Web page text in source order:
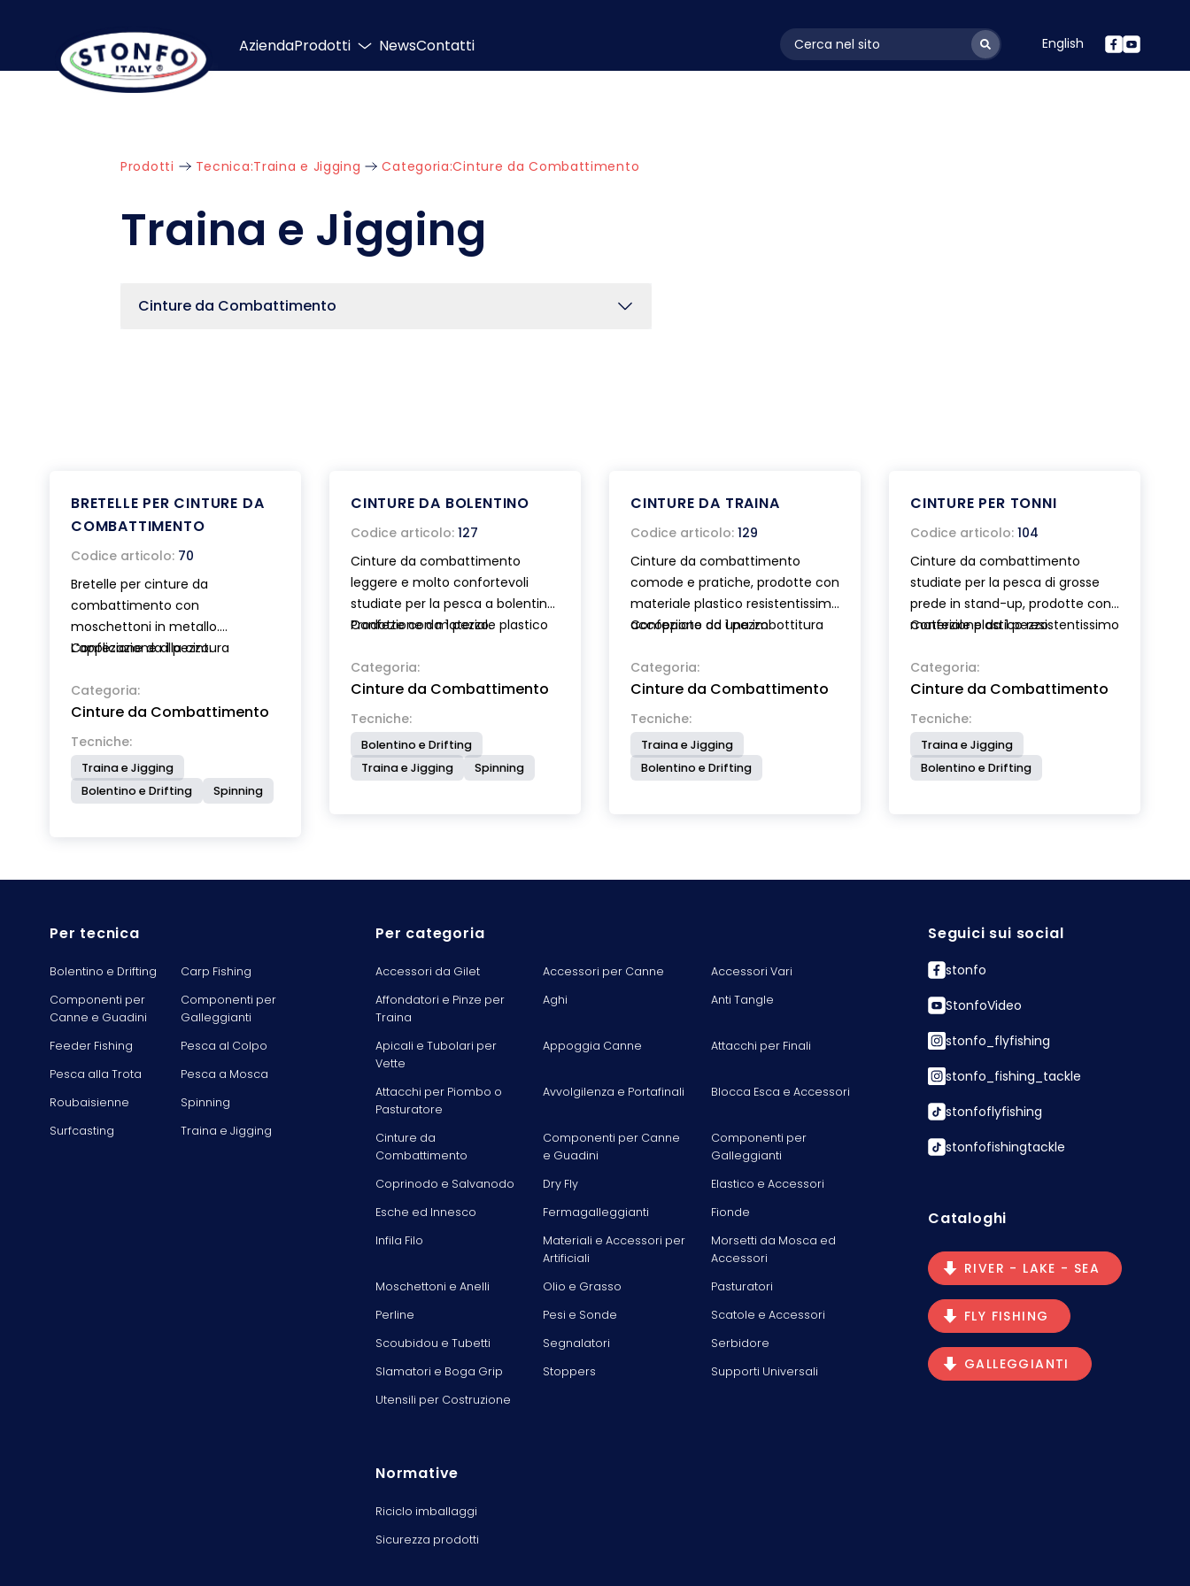
AziendaProdotti NewsContatti layoutSearchLabel English
Prodotti Tecnica:Traina e Jigging Categoria:Cinture da Combattimento
Traina e Jigging
Cinture da Combattimento
BRETELLE PER CINTURE DA
COMBATTIMENTO
Codice articolo: 70
Bretelle per cinture da
combattimento con
moschettoni in metallo.
L’applicazione alla cintura
universali.
Confezione da 1 pezzo.
Categoria:
Cinture da Combattimento
Tecniche:
Traina e Jigging
Bolentino e Drifting
Spinning
CINTURE DA BOLENTINO
Codice articolo: 127
Cinture da combattimento
leggere e molto confortevoli
studiate per la pesca a bolentino.
Prodotte con materiale plastico
una imbottitura morbida di 10
mm di spessore. Munite di
chiusura con fibbia a scatto. Art
127 modello con perno in acciaio
inox . Art.128 modello con
bicchierino basculante.
Confezione da 1 pezzo.
Categoria:
Cinture da Combattimento
Tecniche:
Bolentino e Drifting
Traina e Jigging
Spinning
CINTURE DA TRAINA
Codice articolo: 129
Cinture da combattimento
comode e pratiche, prodotte con
materiale plastico resistentissimo
accoppiato ad una imbottitura
Munite di chiusura con fibbia a
scatto. Art 129 modello con perno
in acciaio inox . Art.130 modello
con bicchierino basculante.
Confezione da 1 pezzo.
Categoria:
Cinture da Combattimento
Tecniche:
Traina e Jigging
Bolentino e Drifting
CINTURE PER TONNI
Codice articolo: 104
Cinture da combattimento
studiate per la pesca di grosse
prede in stand-up, prodotte con
materiale plastico resistentissimo
morbida di 15 mm di spessore.
Munite di chiusura con fibbia a
scatto.
Confezione da 1 pezzo.
Categoria:
Cinture da Combattimento
Tecniche:
Traina e Jigging
Bolentino e Drifting
Per tecnica
Bolentino e Drifting
Carp Fishing
Componenti per
Canne e Guadini
Componenti per
Galleggianti
Feeder Fishing
Pesca al Colpo
Pesca alla Trota
Pesca a Mosca
Roubaisienne
Spinning
Surfcasting
Traina e Jigging
Per categoria
Accessori da Gilet Accessori per Canne
Accessori Vari
Affondatori e Pinze per
Traina
Aghi Anti Tangle
Apicali e Tubolari per
Vette
Appoggia Canne Attacchi per Finali
Attacchi per Piombo o
Pasturatore
Avvolgilenza e Portafinali Blocca Esca e Accessori
Cinture da
Combattimento
Componenti per Canne
e Guadini
Componenti per
Galleggianti
Coprinodo e Salvanodo
Dry Fly
Elastico e Accessori
Esche ed Innesco
Fermagalleggianti
Fionde
Infila Filo
Materiali e Accessori per
Artificiali
Morsetti da Mosca ed
Accessori
Moschettoni e Anelli
Olio e Grasso
Pasturatori
Perline
Pesi e Sonde
Scatole e Accessori
Scoubidou e Tubetti
Segnalatori
Serbidore
Slamatori e Boga Grip
Stoppers
Supporti Universali
Utensili per Costruzione
Normative
Riciclo imballaggi
Sicurezza prodotti
Seguici sui social
stonfo
StonfoVideo
stonfo_flyfishing
stonfo_fishing_tackle
stonfoflyfishing
stonfofishingtackle
Cataloghi
RIVER - LAKE - SEA
FLY FISHING
GALLEGGIANTI